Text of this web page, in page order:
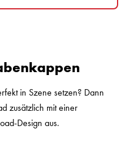
in Szene setzen? Dann
zusätzlich miteiner
Design aus.